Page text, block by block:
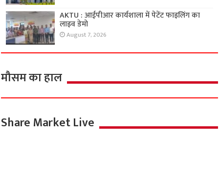
AKTU : आईपीआर कार्यशाला में पेटेंट फाइलिंग का
लाइव डेमो
August 7, 2026
मौसम का हाल
Share Market Live